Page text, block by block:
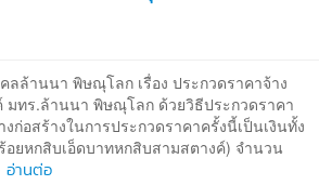
ลล้านนา พิษณุโลก เรื่อง ประกวดราคาจ้าง
มทร.ล้านนา พิษณุโลก ด้วยวิธีประกวดราคา
ก่อสร้างในการประกวดราคาครั้งนี้เป็นเงินทั้ง
อยหกสิบเอ็ดบาทหกสิบสามสตางค์) จำนวน
อ่านต่อ